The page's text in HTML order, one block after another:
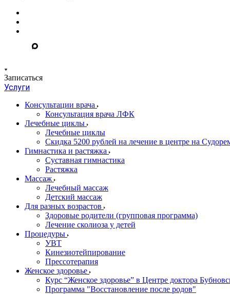
Записаться
Услуги
Консультации врача
Консультация врача ЛФК
Лечебные циклы
Лечебные циклы
Скидка 5200 рублей на лечение в центре на
Гимнастика и растяжка
Суставная гимнастика
Растяжка
Массаж
Лечебный массаж
Детский массаж
Для разных возрастов
Здоровые родители (групповая программа)
Лечение сколиоза у детей
Процедуры
УВТ
Кинезиотейпирование
Прессотерапия
Женское здоровье
Курс “Женское здоровье” в Центре доктора
Программа "Восстановление после родов"